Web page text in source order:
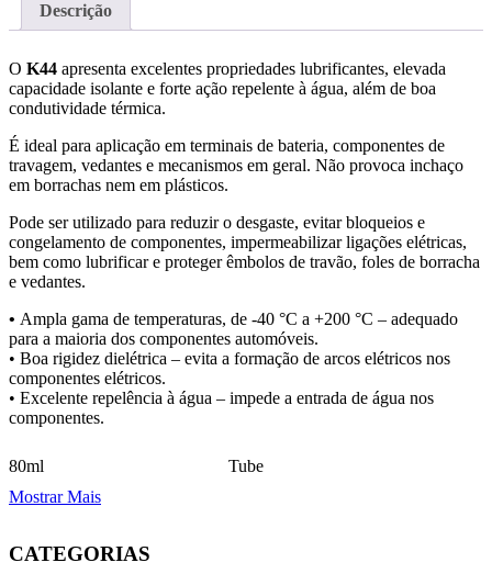
Descrição
O K44 apresenta excelentes propriedades lubrificantes, elevada
capacidade isolante e forte ação repelente à água, além de boa
condutividade térmica.
É ideal para aplicação em terminais de bateria, componentes de
travagem, vedantes e mecanismos em geral. Não provoca inchaço
em borrachas nem em plásticos.
Pode ser utilizado para reduzir o desgaste, evitar bloqueios e
congelamento de componentes, impermeabilizar ligações elétricas,
bem como lubrificar e proteger êmbolos de travão, foles de borracha
e vedantes.
• Ampla gama de temperaturas, de -40 °C a +200 °C – adequado
para a maioria dos componentes automóveis.
• Boa rigidez dielétrica – evita a formação de arcos elétricos nos
componentes elétricos.
• Excelente repelência à água – impede a entrada de água nos
componentes.
80ml
Tube
Mostrar Mais
CATEGORIAS